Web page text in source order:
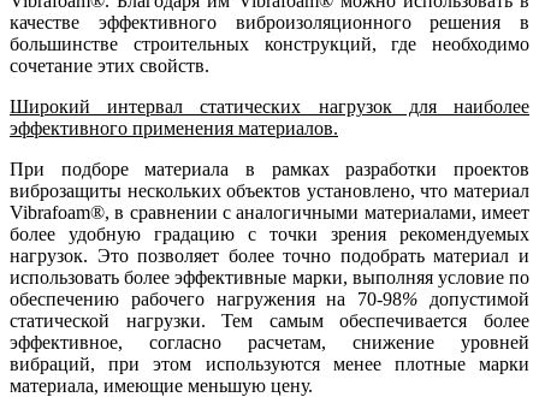
качестве эффективного виброизоляционного решения в
большинстве строительных конструкций, где необходимо
сочетание этих свойств.
Широкий интервал статических нагрузок для наиболее
эффективного применения материалов.
При подборе материала в рамках разработки проектов
виброзащиты нескольких объектов установлено, что материал
Vibrafoam®, в сравнении с аналогичными материалами, имеет
более удобную градацию с точки зрения рекомендуемых
нагрузок. Это позволяет более точно подобрать материал и
использовать более эффективные марки, выполняя условие по
обеспечению рабочего нагружения на 70-98% допустимой
статической нагрузки. Тем самым обеспечивается более
эффективное, согласно расчетам, снижение уровней
вибраций, при этом используются менее плотные марки
материала, имеющие меньшую цену.